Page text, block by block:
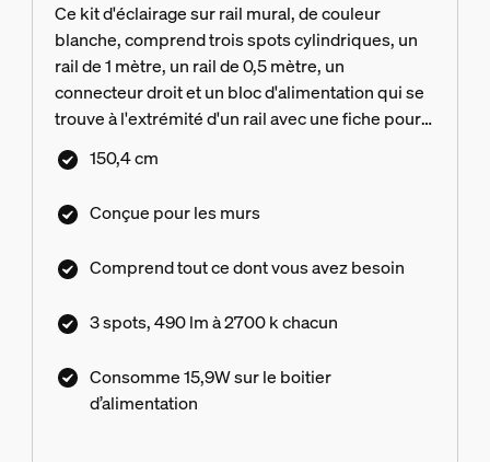
Ce kit d'éclairage sur rail mural, de couleur
blanche, comprend trois spots cylindriques, un
rail de 1 mètre, un rail de 0,5 mètre, un
connecteur droit et un bloc d'alimentation qui se
trouve à l'extrémité d'un rail avec une fiche pour
une prise.
150,4 cm
Conçue pour les murs
Comprend tout ce dont vous avez besoin
3 spots, 490 lm à 2700 k chacun
Consomme 15,9W sur le boitier
d’alimentation